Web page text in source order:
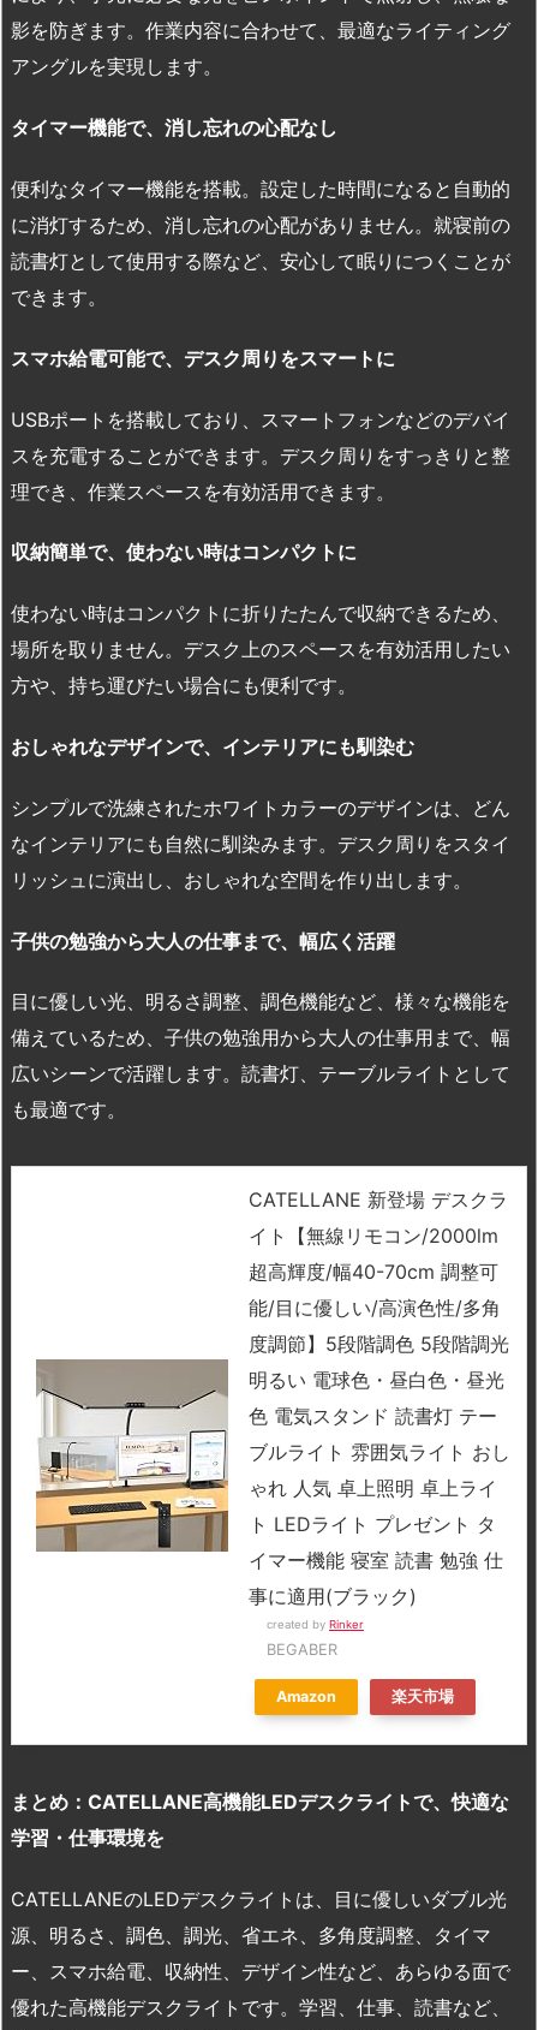
影を防ぎます。作業内容に合わせて、最適なライティング
アングルを実現します。
タイマー機能で、消し忘れの心配なし
便利なタイマー機能を搭載。設定した時間になると自動的
に消灯するため、消し忘れの心配がありません。就寝前の
読書灯として使用する際など、安心して眠りにつくことが
できます。
スマホ給電可能で、デスク周りをスマートに
USBポートを搭載しており、スマートフォンなどのデバイ
スを充電することができます。デスク周りをすっきりと整
理でき、作業スペースを有効活用できます。
収納簡単で、使わない時はコンパクトに
使わない時はコンパクトに折りたたんで収納できるため、
場所を取りません。デスク上のスペースを有効活用したい
方や、持ち運びたい場合にも便利です。
おしゃれなデザインで、インテリアにも馴染む
シンプルで洗練されたホワイトカラーのデザインは、どん
なインテリアにも自然に馴染みます。デスク周りをスタイ
リッシュに演出し、おしゃれな空間を作り出します。
子供の勉強から大人の仕事まで、幅広く活躍
目に優しい光、明るさ調整、調色機能など、様々な機能を
備えているため、子供の勉強用から大人の仕事用まで、幅
広いシーンで活躍します。読書灯、テーブルライトとして
も最適です。
CATELLANE 新登場 デスクラ
イト【無線リモコン/2000lm
超高輝度/幅40-70cm 調整可
能/目に優しい/高演色性/多角
度調節】5段階調色 5段階調光
明るい 電球色・昼白色・昼光
色 電気スタンド 読書灯 テー
ブルライト 雰囲気ライト おし
ゃれ 人気 卓上照明 卓上ライ
ト LEDライト プレゼント タ
イマー機能 寝室 読書 勉強 仕
事に適用(ブラック)
created by Rinker
BEGABER
Amazon 楽天市場
まとめ：CATELLANE高機能LEDデスクライトで、快適な
学習・仕事環境を
CATELLANEのLEDデスクライトは、目に優しいダブル光
源、明るさ、調色、調光、省エネ、多角度調整、タイマ
ー、スマホ給電、収納性、デザイン性など、あらゆる面で
優れた高機能デスクライトです。学習、仕事、読書など、